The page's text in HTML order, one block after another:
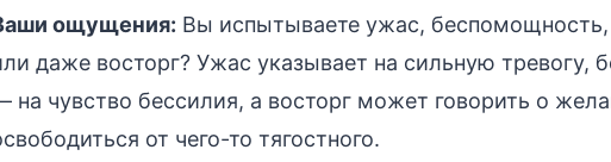
ощущения: Вы испытываете ужас, беспомощность,
даже восторг? Ужас указывает на сильную тревогу,
на чувство бессилия, а восторг может говорить о
от чего-то тягостного.